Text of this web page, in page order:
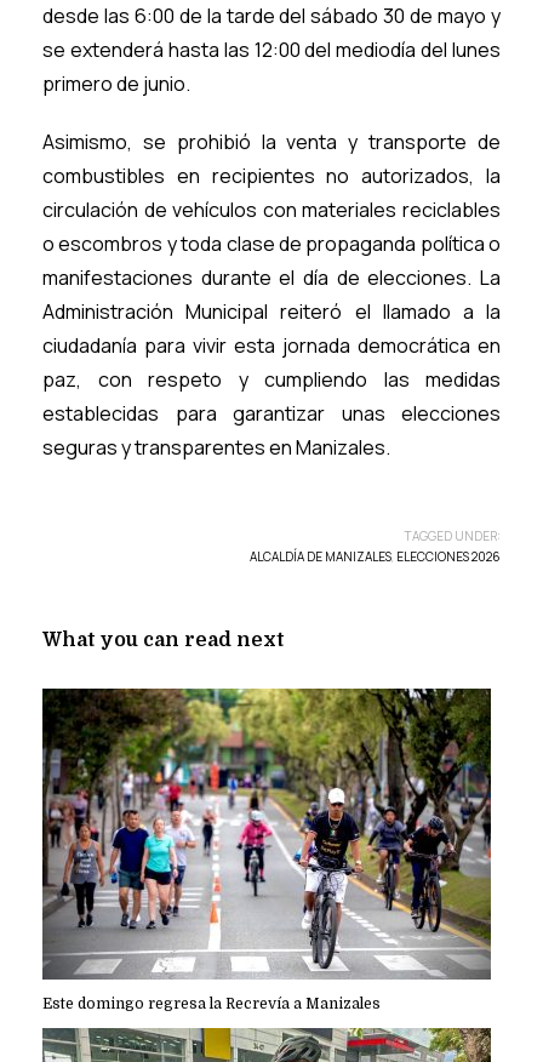
desde las 6:00 de la tarde del sábado 30 de mayo y
se extenderá hasta las 12:00 del mediodía del lunes
primero de junio.
Asimismo, se prohibió la venta y transporte de
combustibles en recipientes no autorizados, la
circulación de vehículos con materiales reciclables
o escombros y toda clase de propaganda política o
manifestaciones durante el día de elecciones. La
Administración Municipal reiteró el llamado a la
ciudadanía para vivir esta jornada democrática en
paz, con respeto y cumpliendo las medidas
establecidas para garantizar unas elecciones
seguras y transparentes en Manizales.
TAGGED UNDER:
ALCALDÍA DE MANIZALES, ELECCIONES 2026
What you can read next
Este domingo regresa la Recrevía a Manizales